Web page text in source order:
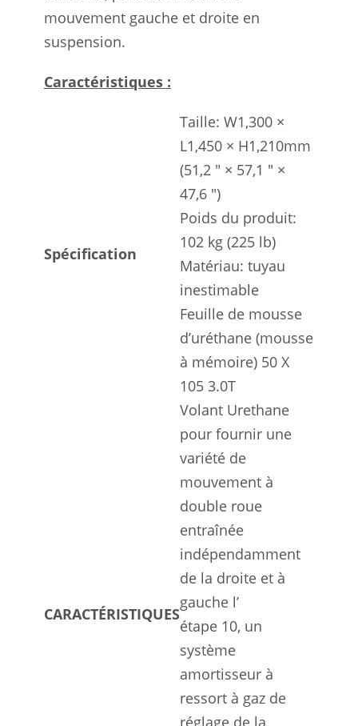
mouvement gauche et droite en
suspension.
Caractéristiques :
Spécification
Taille: W1,300 ×
L1,450 × H1,210mm
(51,2 ″ × 57,1 ″ ×
47,6 ″)
Poids du produit:
102 kg (225 lb)
Matériau: tuyau
inestimable
Feuille de mousse
d’uréthane (mousse
à mémoire) 50 X
105 3.0T
CARACTÉRISTIQUES
Volant Urethane
pour fournir une
variété de
mouvement à
double roue
entraînée
indépendamment
de la droite et à
gauche l’
étape 10, un
système
amortisseur à
ressort à gaz de
réglage de la